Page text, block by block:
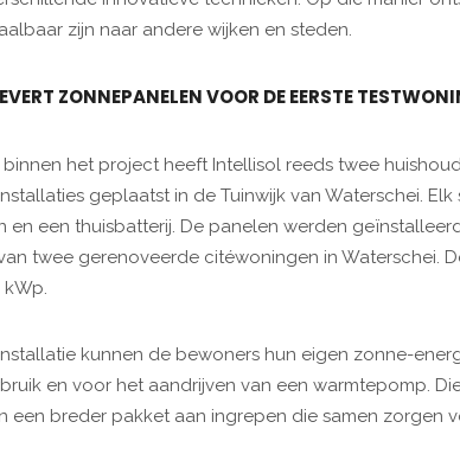
zijn naar andere wijken en steden.
ZONNEPANELEN VOOR DE EERSTE
binnen het project heeft Intellisol reeds twee
geplaatst in de Tuinwijk van Waterschei. Elk
en een thuisbatterij. De panelen werden
twee gerenoveerde citéwoningen in Waterschei.
kWp.
kunnen de bewoners hun eigen zonne-
en voor het aandrijven van een warmtepomp.
een breder pakket aan ingrepen die samen zorgen